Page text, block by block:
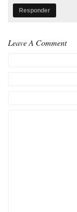
Responder
Leave A Comment